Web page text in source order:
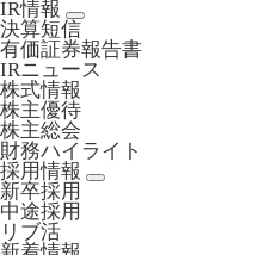
IR情報
決算短信
有価証券報告書
IRニュース
株式情報
株主優待
株主総会
財務ハイライト
採用情報
新卒採用
中途採用
リブ活